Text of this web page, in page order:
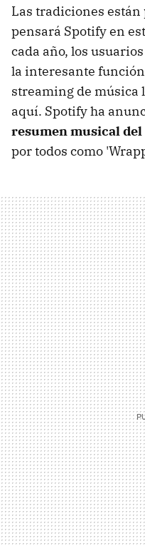
Las tradiciones
pensará Spotify en
cada año, los
la interesante
streaming de música
aquí. Spotify ha
resumen musical del
por todos como